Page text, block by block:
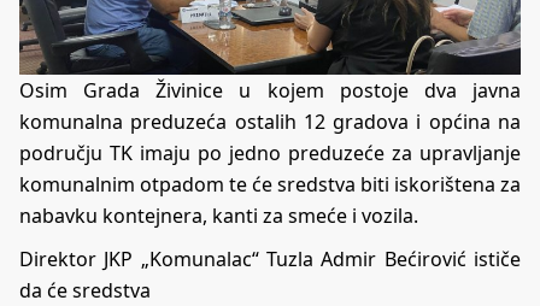
Osim Grada Živinice u kojem postoje dva javna
komunalna preduzeća ostalih 12 gradova i općina na
području TK imaju po jedno preduzeće za upravljanje
komunalnim otpadom te će sredstva biti iskorištena za
nabavku kontejnera, kanti za smeće i vozila.
Direktor JKP „Komunalac“ Tuzla Admir Bećirović ističe
da će sredstva